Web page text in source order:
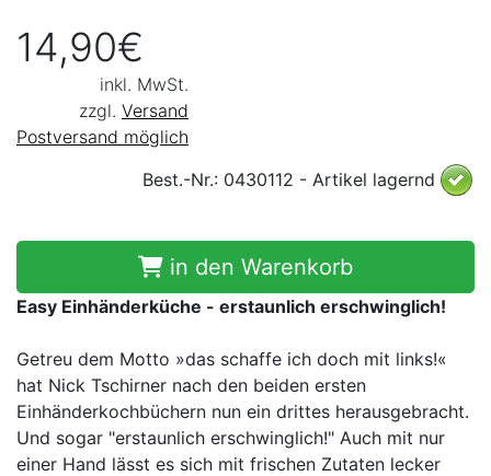
14,90€
inkl. MwSt.
zzgl. Versand
Postversand möglich
Best.-Nr.: 0430112 - Artikel lagernd
in den Warenkorb
Easy Einhänderküche - erstaunlich erschwinglich!
Getreu dem Motto »das schaffe ich doch mit links!«
hat Nick Tschirner nach den beiden ersten
Einhänderkochbüchern nun ein drittes herausgebracht.
Und sogar "erstaunlich erschwinglich!" Auch mit nur
einer Hand lässt es sich mit frischen Zutaten lecker